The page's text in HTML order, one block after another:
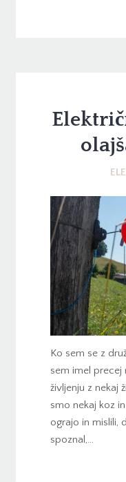
Ko sem se z
sem imel
življenju z nekaj
smo nekaj koz
ograjo in mislili,
spoznal,…